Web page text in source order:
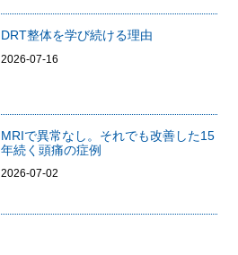
DRT整体を学び続ける理由
2026-07-16
MRIで異常なし。それでも改善した15
年続く頭痛の症例
2026-07-02